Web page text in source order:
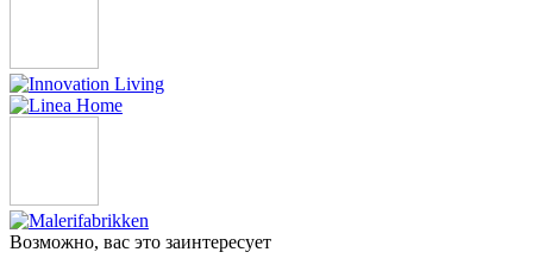
Возможно, вас это заинтересует